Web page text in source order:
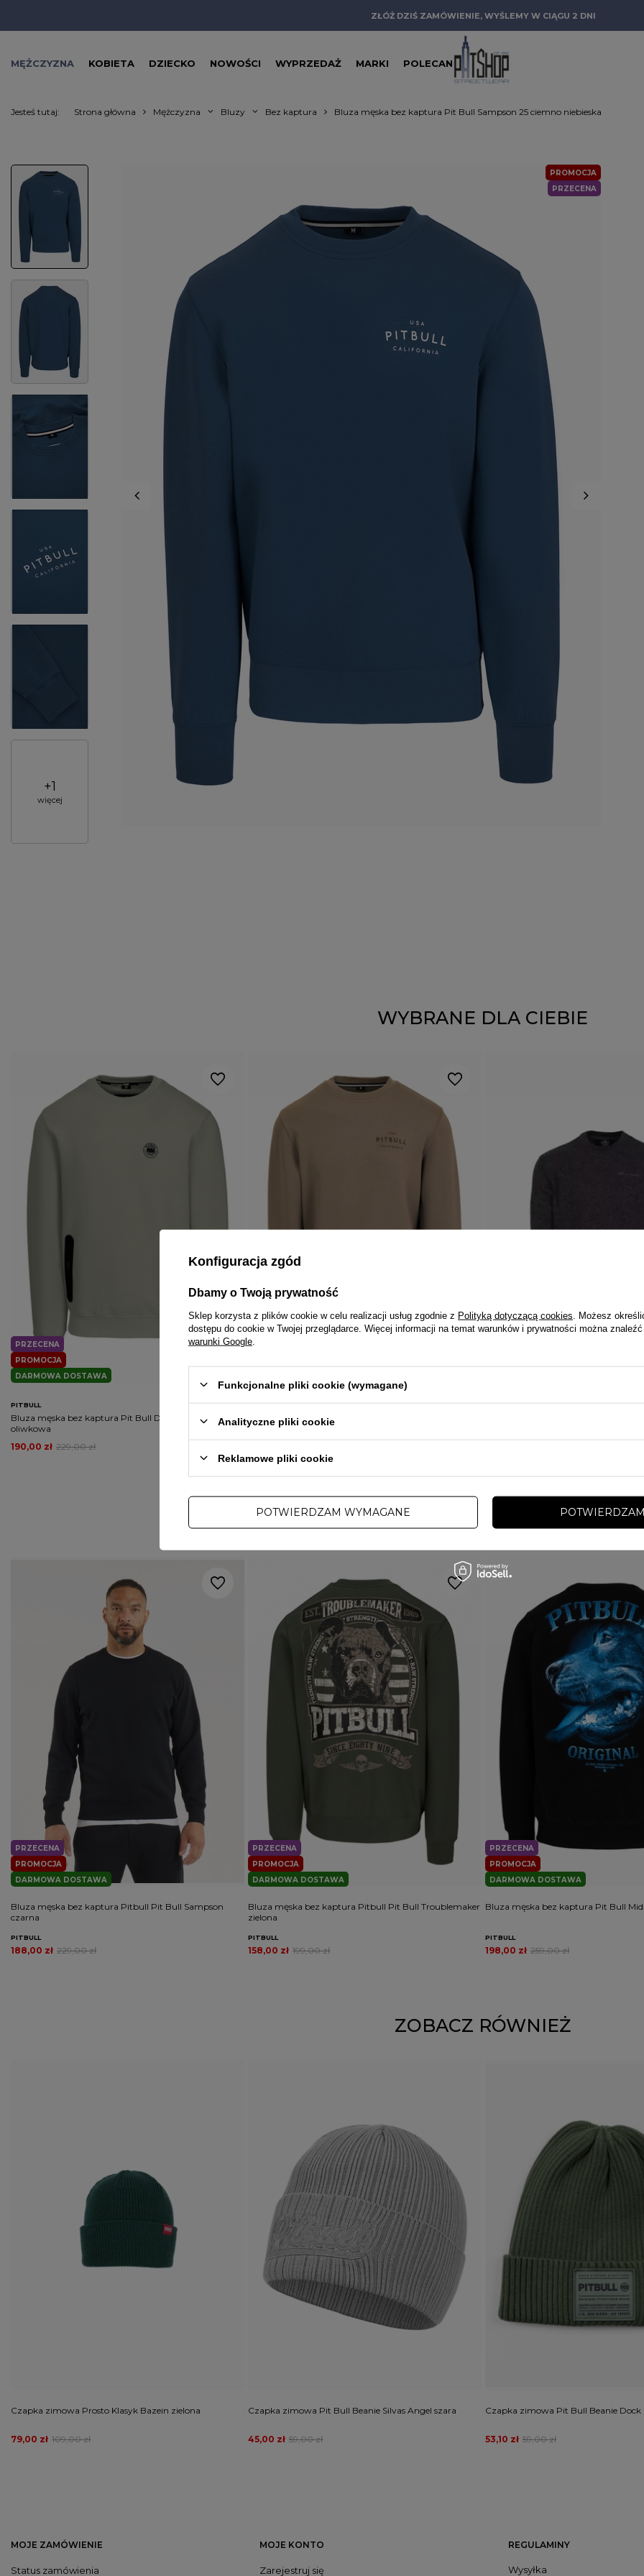
ZŁÓŻ DZIŚ ZAMÓWIENIE, WYŚLEMY W CIĄGU 2 DNI
MĘŻCZYZNA KOBIETA DZIECKO NOWOŚCI WYPRZEDAŻ MARKI POLECANE
Jesteś tutaj: Strona główna Mężczyzna Bluzy Bez kaptura Bluza męska bez kaptura Pit Bull Sampson 25 ciemno niebieska
+1
więcej
PROMOCJA
PRZECENA
WYBRANE DLA CIEBIE
PROMOCJA
PRZECENA
DARMOWA DOSTAWA
PITBULL
Bluza męska bez kaptura Pit Bull Dogwood szara
oliwkowa
229,00 zł
190,00 zł
PRZECENA
Bluza męska bez kaptura Pit Bull Sampson 25 beżowa
INNE TEJ SAMEJ MARKI
PROMOCJA
PRZECENA
DARMOWA DOSTAWA
Bluza męska bez kaptura Pitbull Pit Bull Sampson
czarna
PITBULL
229,00 zł
188,00 zł
PROMOCJA
PRZECENA
DARMOWA DOSTAWA
Bluza męska bez kaptura Pitbull Pit Bull Troublemaker
zielona
PITBULL
199,00 zł
158,00 zł
PROMOCJA
PRZECENA
DARMOWA DOSTAWA
Bluza męska bez kaptura Pit Bull
PITBULL
259,00 zł
198,00 zł
ZOBACZ RÓWNIEŻ
Czapka zimowa Prosto Klasyk Bazein zielona
109,00 zł
79,00 zł
Czapka zimowa Pit Bull Beanie Silvas Angel szara
59,00 zł
45,00 zł
Czapka zimowa Pit Bull Beanie Dock
59,00 zł
53,10 zł
MOJE ZAMÓWIENIE
Status zamówienia
MOJE KONTO
Zarejestruj się
REGULAMINY
Wysyłka
Konfiguracja zgód
Dbamy o Twoją prywatność
Sklep korzysta z plików cookie w celu realizacji usług zgodnie z Polityką dotyczącą cookies . Możesz
dostępu do cookie w Twojej przeglądarce. Więcej informacji na temat warunków i prywatności można
warunki Google
Funkcjonalne pliki cookie (wymagane)
Analityczne pliki cookie
Reklamowe pliki cookie
POTWIERDZAM WYMAGANE